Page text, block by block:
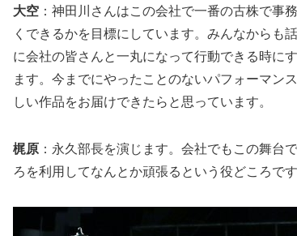
大空 ：神田川さんはこの会社で一番の古株で事
くできるかを目標にしています。みんなからも
に会社の皆さんと一丸になって行動できる時に
ます。今までにやったことのないパフォーマン
しい作品をお届けできたらと思っています。
梶原 ：永久部長を演じます。会社でもこの舞台
ろを利用してなんとか頑張るという役どころで